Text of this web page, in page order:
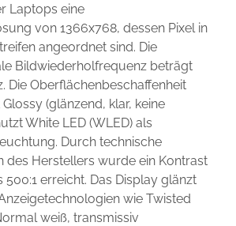
Laptops eine
von 1366x768, dessen Pixel in
angeordnet sind. Die
Bildwiederholfrequenz beträgt
Die Oberflächenbeschaffenheit
(glänzend, klar, keine
White LED (WLED) als
Durch technische
des Herstellers wurde ein Kontrast
erreicht. Das Display glänzt
wie Twisted
weiß, transmissiv